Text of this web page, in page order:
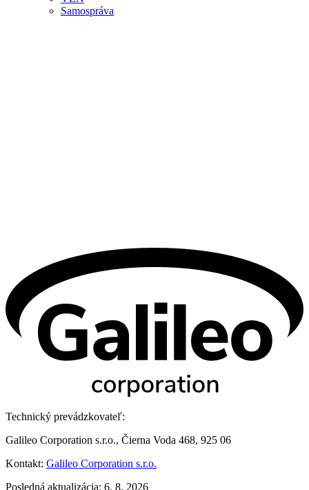
Samospráva
Technický prevádzkovateľ:
Galileo Corporation s.r.o., Čierna Voda 468, 925 06
Kontakt: Galileo Corporation s.r.o.
Posledná aktualizácia: 6. 8. 2026